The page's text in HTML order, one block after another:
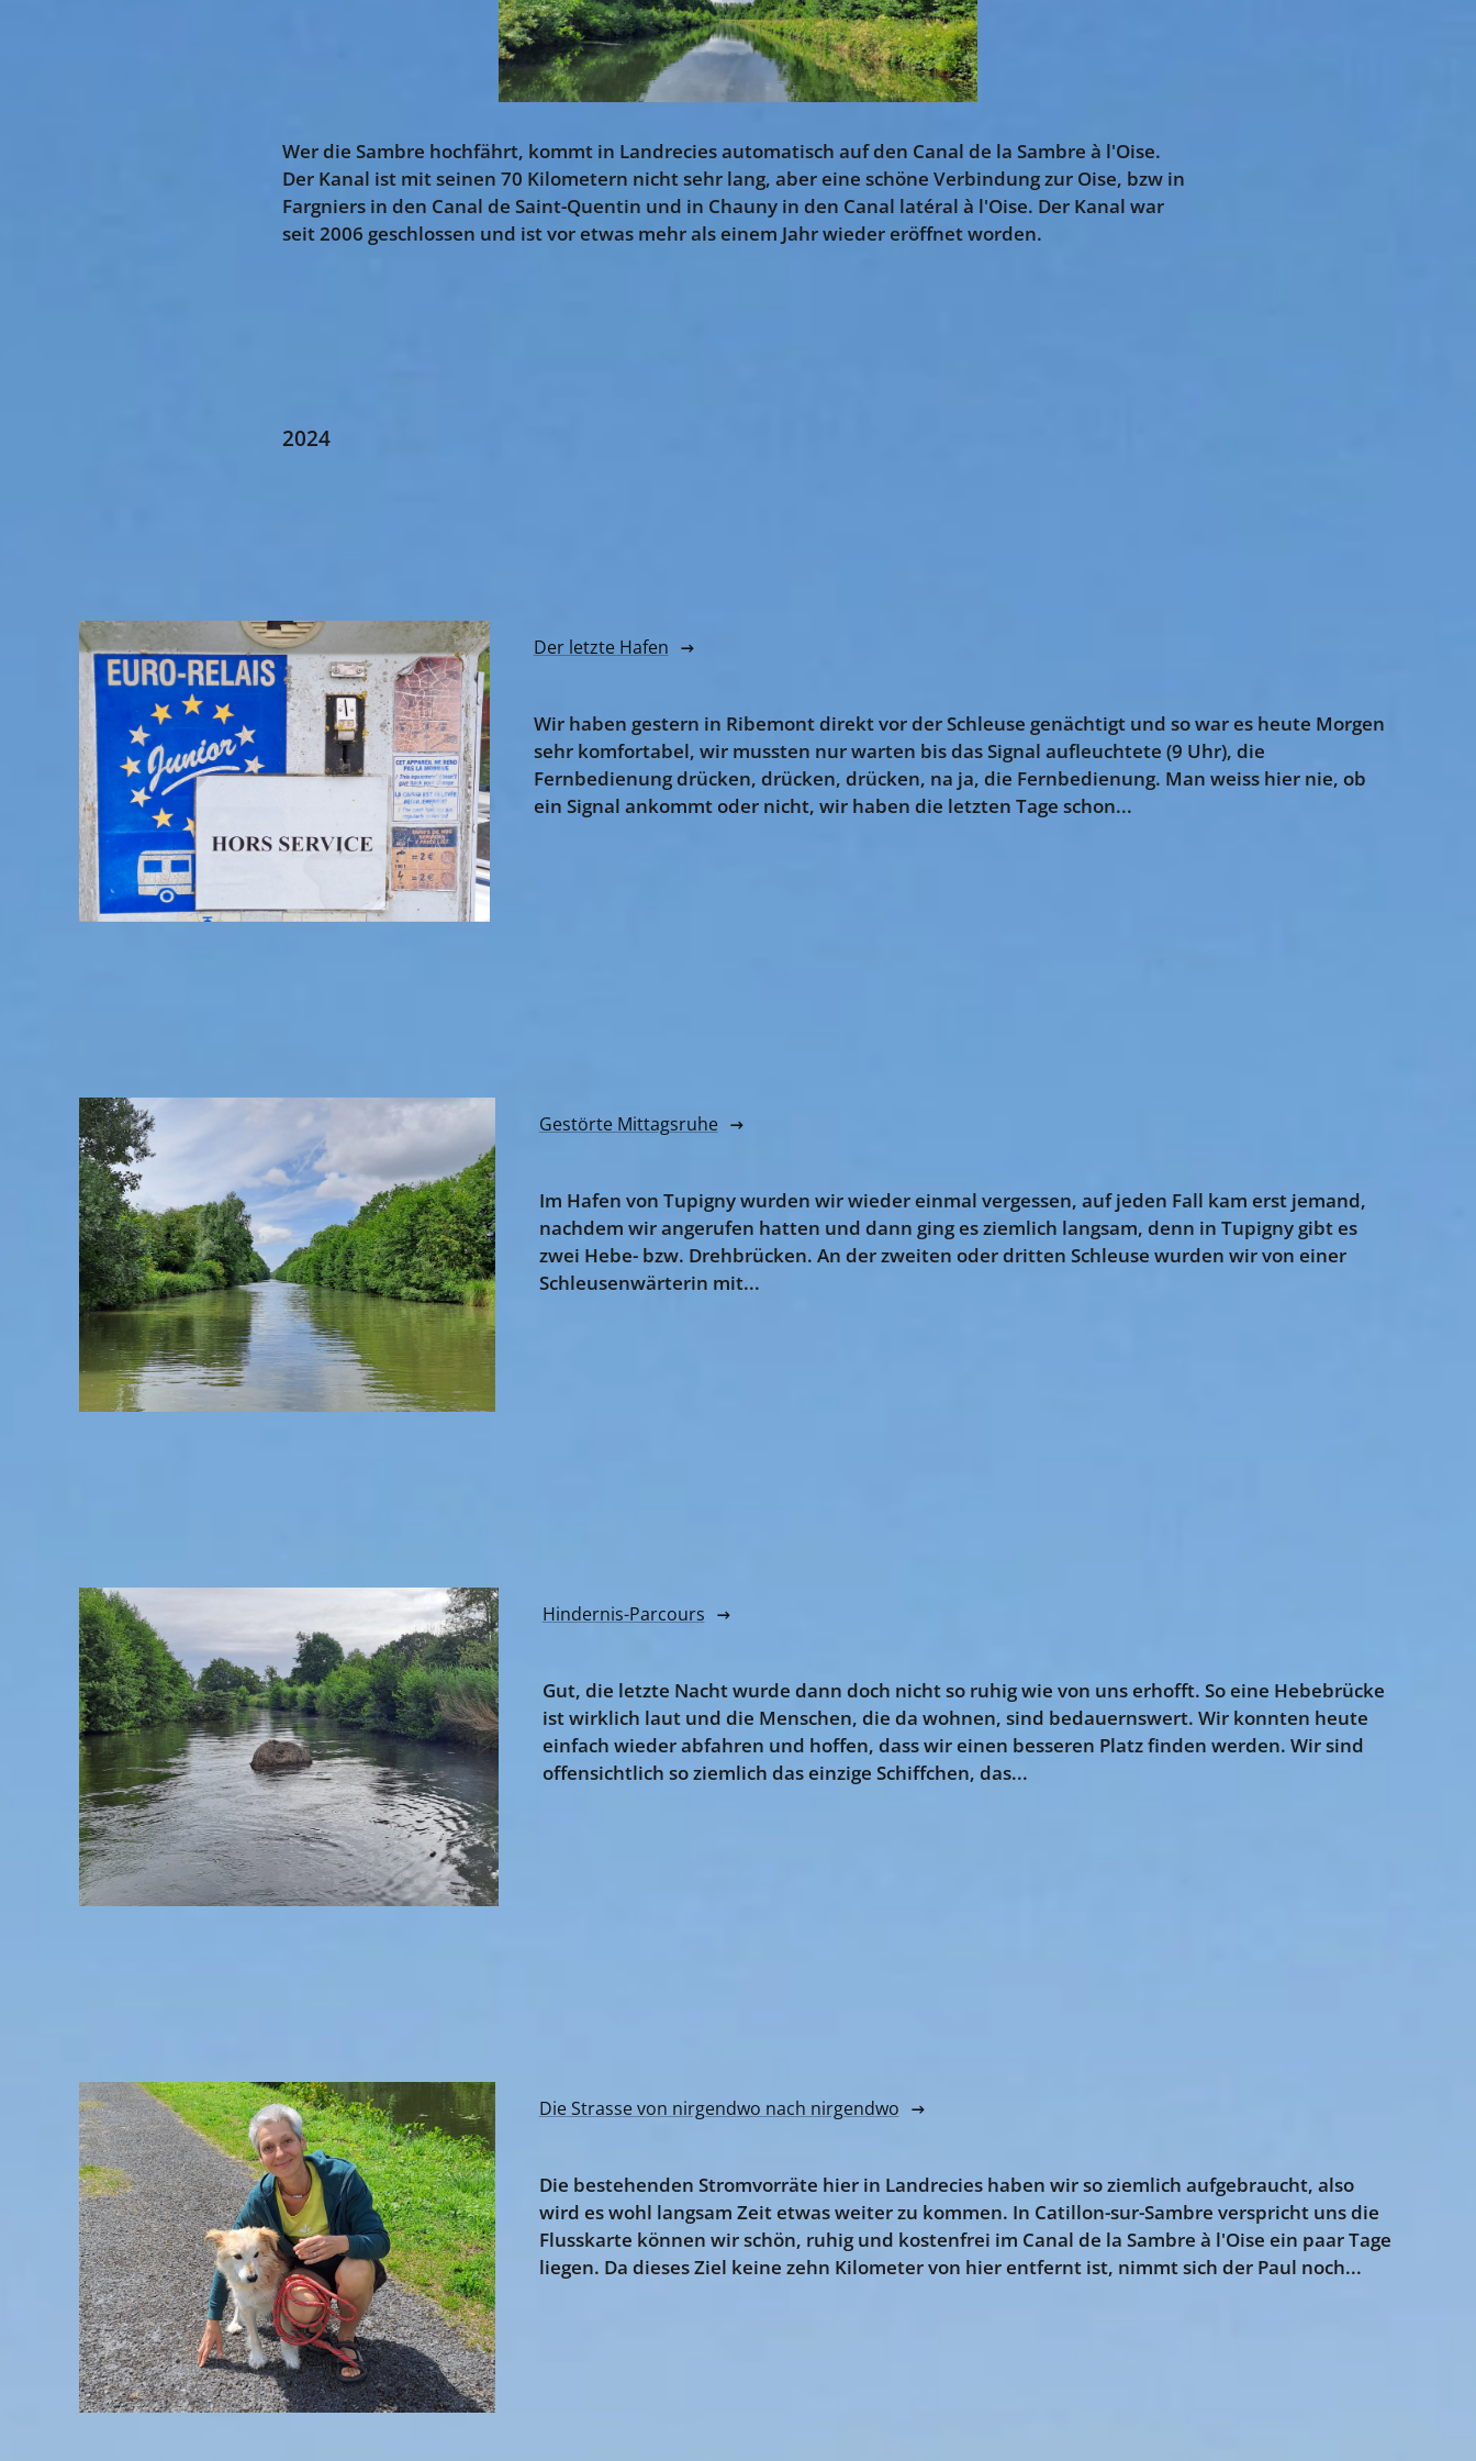
Wer die Sambre hochfährt, kommt in Landrecies automatisch auf den Canal de la Sambre à l'Oise.
Der Kanal ist mit seinen 70 Kilometern nicht sehr lang, aber eine schöne Verbindung zur Oise, bzw in
Fargniers in den Canal de Saint-Quentin und in Chauny in den Canal latéral à l'Oise. Der Kanal war
seit 2006 geschlossen und ist vor etwas mehr als einem Jahr wieder eröffnet worden.
2024
Der letzte Hafen
Wir haben gestern in Ribemont direkt vor der Schleuse genächtigt und so war es heute Morgen
sehr komfortabel, wir mussten nur warten bis das Signal aufleuchtete (9 Uhr), die
Fernbedienung drücken, drücken, drücken, na ja, die Fernbedienung. Man weiss hier nie, ob
ein Signal ankommt oder nicht, wir haben die letzten Tage schon...
Gestörte Mittagsruhe
Im Hafen von Tupigny wurden wir wieder einmal vergessen, auf jeden Fall kam erst jemand,
nachdem wir angerufen hatten und dann ging es ziemlich langsam, denn in Tupigny gibt es
zwei Hebe- bzw. Drehbrücken. An der zweiten oder dritten Schleuse wurden wir von einer
Schleusenwärterin mit...
Hindernis-Parcours
Gut, die letzte Nacht wurde dann doch nicht so ruhig wie von uns erhofft. So eine Hebebrücke
ist wirklich laut und die Menschen, die da wohnen, sind bedauernswert. Wir konnten heute
einfach wieder abfahren und hoffen, dass wir einen besseren Platz finden werden. Wir sind
offensichtlich so ziemlich das einzige Schiffchen, das...
Die Strasse von nirgendwo nach nirgendwo
Die bestehenden Stromvorräte hier in Landrecies haben wir so ziemlich aufgebraucht, also
wird es wohl langsam Zeit etwas weiter zu kommen. In Catillon-sur-Sambre verspricht uns die
Flusskarte können wir schön, ruhig und kostenfrei im Canal de la Sambre à l'Oise ein paar Tage
liegen. Da dieses Ziel keine zehn Kilometer von hier entfernt ist, nimmt sich der Paul noch...